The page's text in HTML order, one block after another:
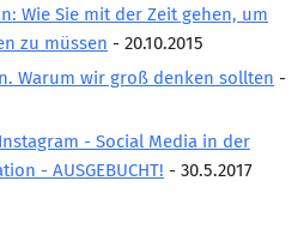
Wie Sie mit der Zeit gehen, um
zu müssen - 20.10.2015
Warum wir groß denken sollten -
- Social Media in der
- AUSGEBUCHT! - 30.5.2017